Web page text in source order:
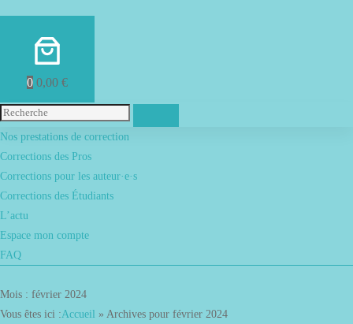
0 0,00 €
Menu
Nos prestations de correction
Corrections des Pros
Corrections pour les auteur·e·s
Corrections des Étudiants
L’actu
Espace mon compte
FAQ
Mois : février 2024
Vous êtes ici :Accueil » Archives pour février 2024